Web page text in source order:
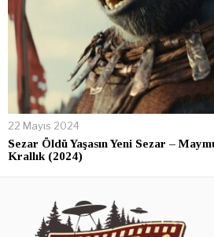
22 Mayıs 2024
Sezar Öldü Yaşasın Yeni Sezar –
Krallık (2024)